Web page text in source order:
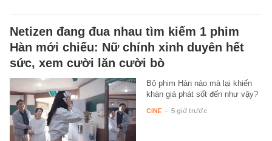
Netizen đang đua nhau tìm kiếm 1 phim
Hàn mới chiếu: Nữ chính xinh duyên hết
sức, xem cười lăn cười bò
Bộ phim Hàn nào mà lại khiến
khán giả phát sốt đến như vậy?
CINE - 5 giờ trước